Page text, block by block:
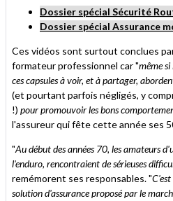
Dossier spécial Sécurité
Dossier spécial Assurance
Ces vidéos sont surtout conclues
formateur professionnel car "même
ces capsules à voir, et à partager,
(et pourtant parfois négligés, y
!) pour promouvoir les bons
l'assureur qui fête cette année ses
"Au début des années 70, les amateurs
l'enduro, rencontraient de sérieuses
remémorent ses responsables. "
solution d'assurance proposé par le